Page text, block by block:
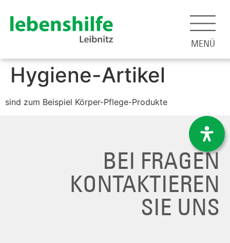
MENÜ
Hygiene-Artikel
sind zum Beispiel Körper-Pflege-Produkte
BEI FRAGEN
KONTAKTIEREN
SIE UNS